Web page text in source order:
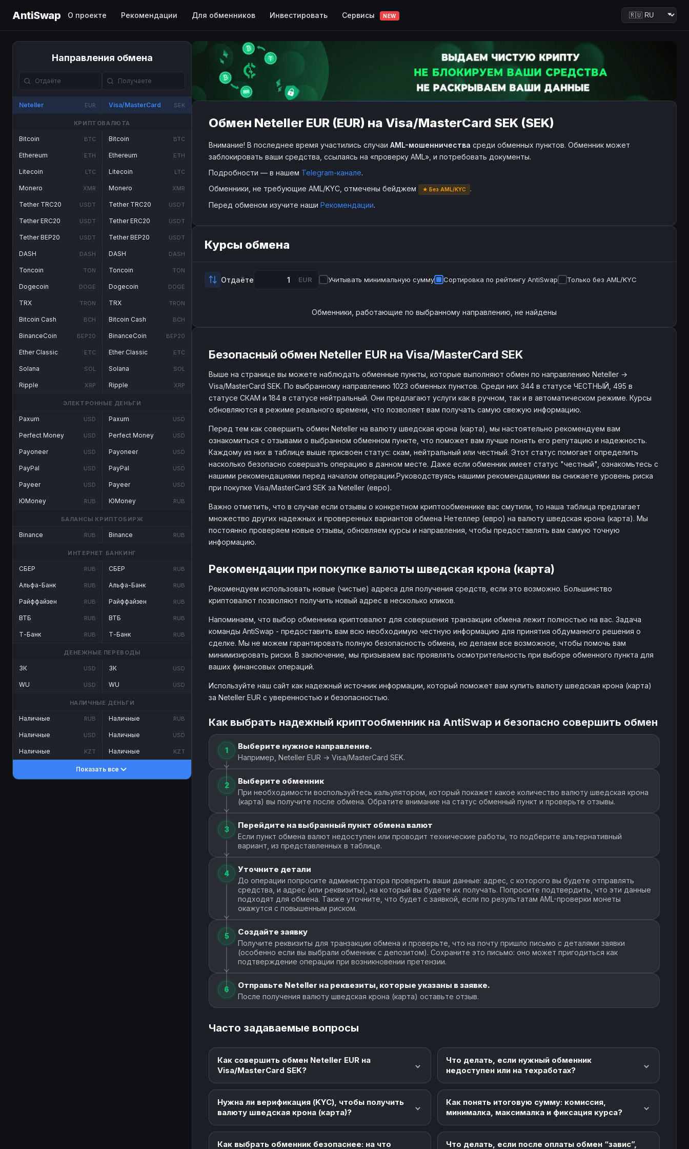
AntiSwap О проекте Рекомендации Для обменников Инвестировать Сервисы NEW
Направления обмена
Neteller EUR Visa/MasterCard SEK
КРИПТОВАЛЮТА
Bitcoin BTC
Ethereum ETH
Litecoin LTC
Monero XMR
Tether TRC20 USDT
Tether ERC20 USDT
Tether BEP20 USDT
DASH DASH
Toncoin TON
Dogecoin DOGE
TRX TRON
Bitcoin Cash BCH
BinanceCoin BEP20
Ether Classic ETC
Solana SOL
Ripple XRP
Bitcoin BTC
Ethereum ETH
Litecoin LTC
Monero XMR
Tether TRC20 USDT
Tether ERC20 USDT
Tether BEP20 USDT
DASH DASH
Toncoin TON
Dogecoin DOGE
TRX TRON
Bitcoin Cash BCH
BinanceCoin BEP20
Ether Classic ETC
Solana SOL
Ripple XRP
ЭЛЕКТРОННЫЕ ДЕНЬГИ
Paxum USD
Perfect Money USD
Payoneer USD
PayPal USD
Payeer USD
ЮMoney RUB
Paxum USD
Perfect Money USD
Payoneer USD
PayPal USD
Payeer USD
ЮMoney RUB
БАЛАНСЫ КРИПТОБИРЖ
Binance RUB Binance RUB
ИНТЕРНЕТ БАНКИНГ
СБЕР RUB
Альфа-Банк RUB
Райффайзен RUB
ВТБ RUB
Т-Банк RUB
СБЕР RUB
Альфа-Банк RUB
Райффайзен RUB
ВТБ RUB
Т-Банк RUB
ДЕНЕЖНЫЕ ПЕРЕВОДЫ
ЗК USD
WU USD
ЗК USD
WU USD
НАЛИЧНЫЕ ДЕНЬГИ
Наличные RUB
Наличные USD
Наличные KZT
Наличные RUB
Наличные USD
Наличные KZT
Показать все
Обмен Neteller EUR (EUR) на Visa/MasterCard SEK (SEK)
Внимание! В последнее время участились случаи AML-мошенничества среди обменных пунктов. Обменник может
заблокировать ваши средства, ссылаясь на «проверку AML», и потребовать документы.
Подробности — в нашем Telegram-канале.
Обменники, не требующие AML/KYC, отмечены бейджем
★ Без AML/KYC
.
Перед обменом изучите наши Рекомендации.
Курсы обмена
Отдаёте EUR Учитывать минимальную сумму Сортировка по рейтингу AntiSwap Только без AML/KYC
Обменники, работающие по выбранному направлению, не найдены
Безопасный обмен Neteller EUR на Visa/MasterCard SEK
Выше на странице вы можете наблюдать обменные пункты, которые выполняют обмен по направлению Neteller →
Visa/MasterCard SEK. По выбранному направлению 1023 обменных пунктов. Среди них 344 в статусе ЧЕСТНЫЙ, 495 в
статусе СКАМ и 184 в статусе нейтральный. Они предлагают услуги как в ручном, так и в автоматическом режиме. Курсы
обновляются в режиме реального времени, что позволяет вам получать самую свежую информацию.
Перед тем как совершить обмен Neteller на валюту шведская крона (карта), мы настоятельно рекомендуем вам
ознакомиться с отзывами о выбранном обменном пункте, что поможет вам лучше понять его репутацию и надежность.
Каждому из них в таблице выше присвоен статус: скам, нейтральный или честный. Этот статус помогает определить
насколько безопасно совершать операцию в данном месте. Даже если обменник имеет статус "честный", ознакомьтесь с
нашими рекомендациями перед началом операции.Руководствуясь нашими рекомендациями вы снижаете уровень риска
при покупке Visa/MasterCard SEK за Neteller (евро).
Важно отметить, что в случае если отзывы о конкретном криптообменнике вас смутили, то наша таблица предлагает
множество других надежных и проверенных вариантов обмена Нетеллер (евро) на валюту шведская крона (карта). Мы
постоянно проверяем новые отзывы, обновляем курсы и направления, чтобы предоставлять вам самую точную
информацию.
Рекомендации при покупке валюты шведская крона (карта)
Рекомендуем использовать новые (чистые) адреса для получения средств, если это возможно. Большинство
криптовалют позволяют получить новый адрес в несколько кликов.
Напоминаем, что выбор обменника криптовалют для совершения транзакции обмена лежит полностью на вас. Задача
команды AntiSwap - предоставить вам всю необходимую честную информацию для принятия обдуманного решения о
сделке. Мы не можем гарантировать полную безопасность обмена, но делаем все возможное, чтобы помочь вам
минимизировать риски. В заключение, мы призываем вас проявлять осмотрительность при выборе обменного пункта для
ваших финансовых операций.
Используйте наш сайт как надежный источник информации, который поможет вам купить валюту шведская крона (карта)
за Neteller EUR с уверенностью и безопасностью.
Как выбрать надежный криптообменник на AntiSwap и безопасно совершить обмен
1 Выберите нужное направление.
Например, Neteller EUR → Visa/MasterCard SEK.
2 Выберите обменник
При необходимости воспользуйтесь кальулятором, который покажет какое количество валюту шведская крона
(карта) вы получите после обмена. Обратите внимание на статус обменный пункт и проверьте отзывы.
3 Перейдите на выбранный пункт обмена валют
Если пункт обмена валют недоступен или проводит технические работы, то подберите альтернативный
вариант, из представленных в таблице.
4 Уточните детали
До операции попросите администратора проверить ваши данные: адрес, с которого вы будете отправлять
средства, и адрес (или реквизиты), на который вы будете их получать. Попросите подтвердить, что эти данные
подходят для обмена. Также уточните, что будет с заявкой, если по результатам AML-проверки монеты
окажутся с повышенным риском.
5 Создайте заявку
Получите реквизиты для транзакции обмена и проверьте, что на почту пришло письмо с деталями заявки
(особенно если вы выбрали обменник с депозитом). Сохраните это письмо: оно может пригодиться как
подтверждение операции при возникновении претензии.
6 Отправьте Neteller на реквезиты, которые указаны в заявке.
После получения валюту шведская крона (карта) оставьте отзыв.
Часто задаваемые вопросы
Как совершить обмен Neteller EUR на
Visa/MasterCard SEK?
Что делать, если нужный обменник
недоступен или на техработах?
Нужна ли верификация (KYC), чтобы получить
валюту шведская крона (карта)?
Как понять итоговую сумму: комиссия,
минималка, максималка и фиксация курса?
Как выбрать обменник безопаснее: на что Что делать, если после оплаты обмен “завис”,